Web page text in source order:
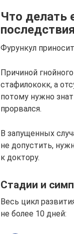
Что делать
последствия
Фурункул
Причиной
стафилококк, а
потому нужно
прорвался.
В запущенных
не допустить,
к доктору.
Стадии и
Весь цикл
не более 10 дней: